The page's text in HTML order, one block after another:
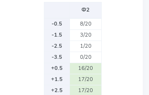
Ф2
-0.5
8/20
-1.5
3/20
-2.5
1/20
-3.5
0/20
+0.5
16/20
+1.5
17/20
+2.5
17/20